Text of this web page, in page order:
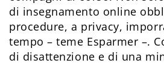
di insegnamento online
procedure, a privacy,
tempo – teme Esparmer –.
di disattenzione e di una